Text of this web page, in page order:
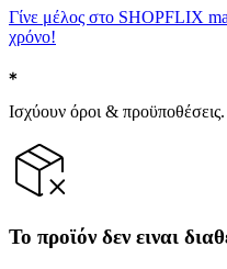
Γίνε μέλος στο SHOPFLIX
χρόνο!
Ισχύουν όροι & προϋποθέσεις.
Το προϊόν δεν ειναι